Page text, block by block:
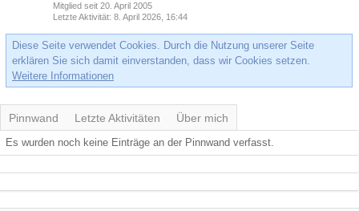
Mitglied seit 20. April 2005
Letzte Aktivität 8. April 2026, 16:44
Diese Seite verwendet Cookies. Durch die Nutzung unserer Seite
erklären Sie sich damit einverstanden, dass wir Cookies setzen.
Weitere Informationen
Pinnwand Letzte Aktivitäten Über mich
Es wurden noch keine Einträge an der Pinnwand verfasst.